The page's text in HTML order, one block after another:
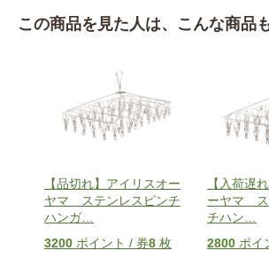
この商品を見た人は、こんな商品
【品切れ】アイリスオー
ヤマ ステンレスピンチ
ハンガ…
3200 ポイント / 券8 枚
【入荷遅
ーヤマ ス
チハン
2800 ポイ